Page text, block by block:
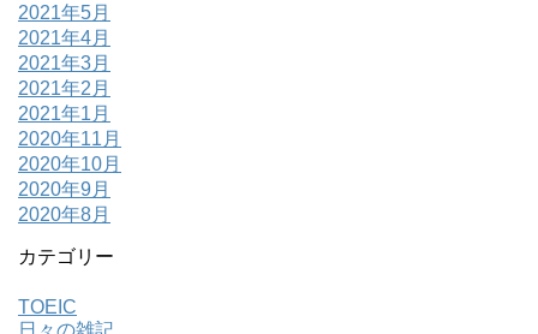
2021年5月
2021年4月
2021年3月
2021年2月
2021年1月
2020年11月
2020年10月
2020年9月
2020年8月
カテゴリー
TOEIC
日々の雑記